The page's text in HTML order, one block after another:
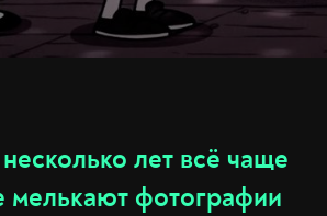
лет всё чаще
мелькают фотографии